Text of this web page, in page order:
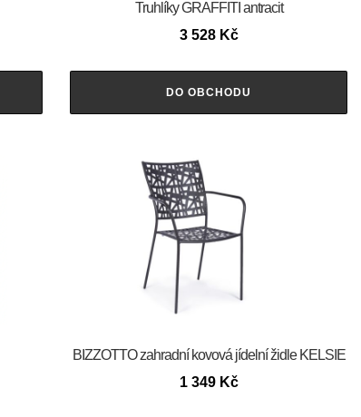
Truhlíky GRAFFITI antracit
3 528 Kč
DO OBCHODU
BIZZOTTO zahradní kovová jídelní židle KELSIE
1 349 Kč